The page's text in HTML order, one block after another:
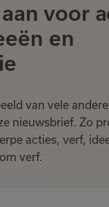
voor
en
van vele
nieuwsbrief. Zo
acties, verf,
verf.